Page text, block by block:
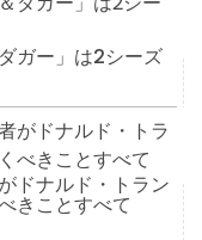
ガー」は2シーズ
ドナルド・トラン
きことすべて